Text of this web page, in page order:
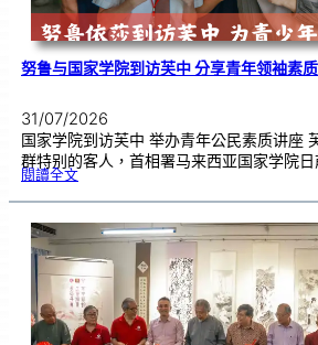
努鲁与国家学院到访芙中 分享青年领袖素
31/07/2026
国家学院到访芙中 举办青年公民素质讲座
群特别的客人，首相署马来西亚国家学院
閱讀全文:努
国
学
院
到
访
中
分
享
青
年
领
袖
素
质
讲
座